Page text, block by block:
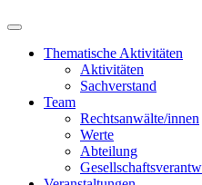
Thematische Aktivitäten
Aktivitäten
Sachverstand
Team
Rechtsanwälte/innen
Werte
Abteilung